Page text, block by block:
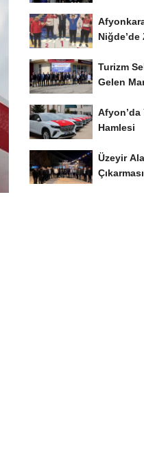
Niğde’de
Turizm
Gelen
Afyon’da
Hamlesi
Üzeyir